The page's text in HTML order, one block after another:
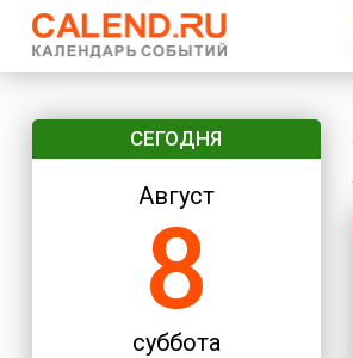
СЕГОДНЯ
Август
8
суббота